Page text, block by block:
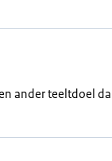
ander teeltdoel